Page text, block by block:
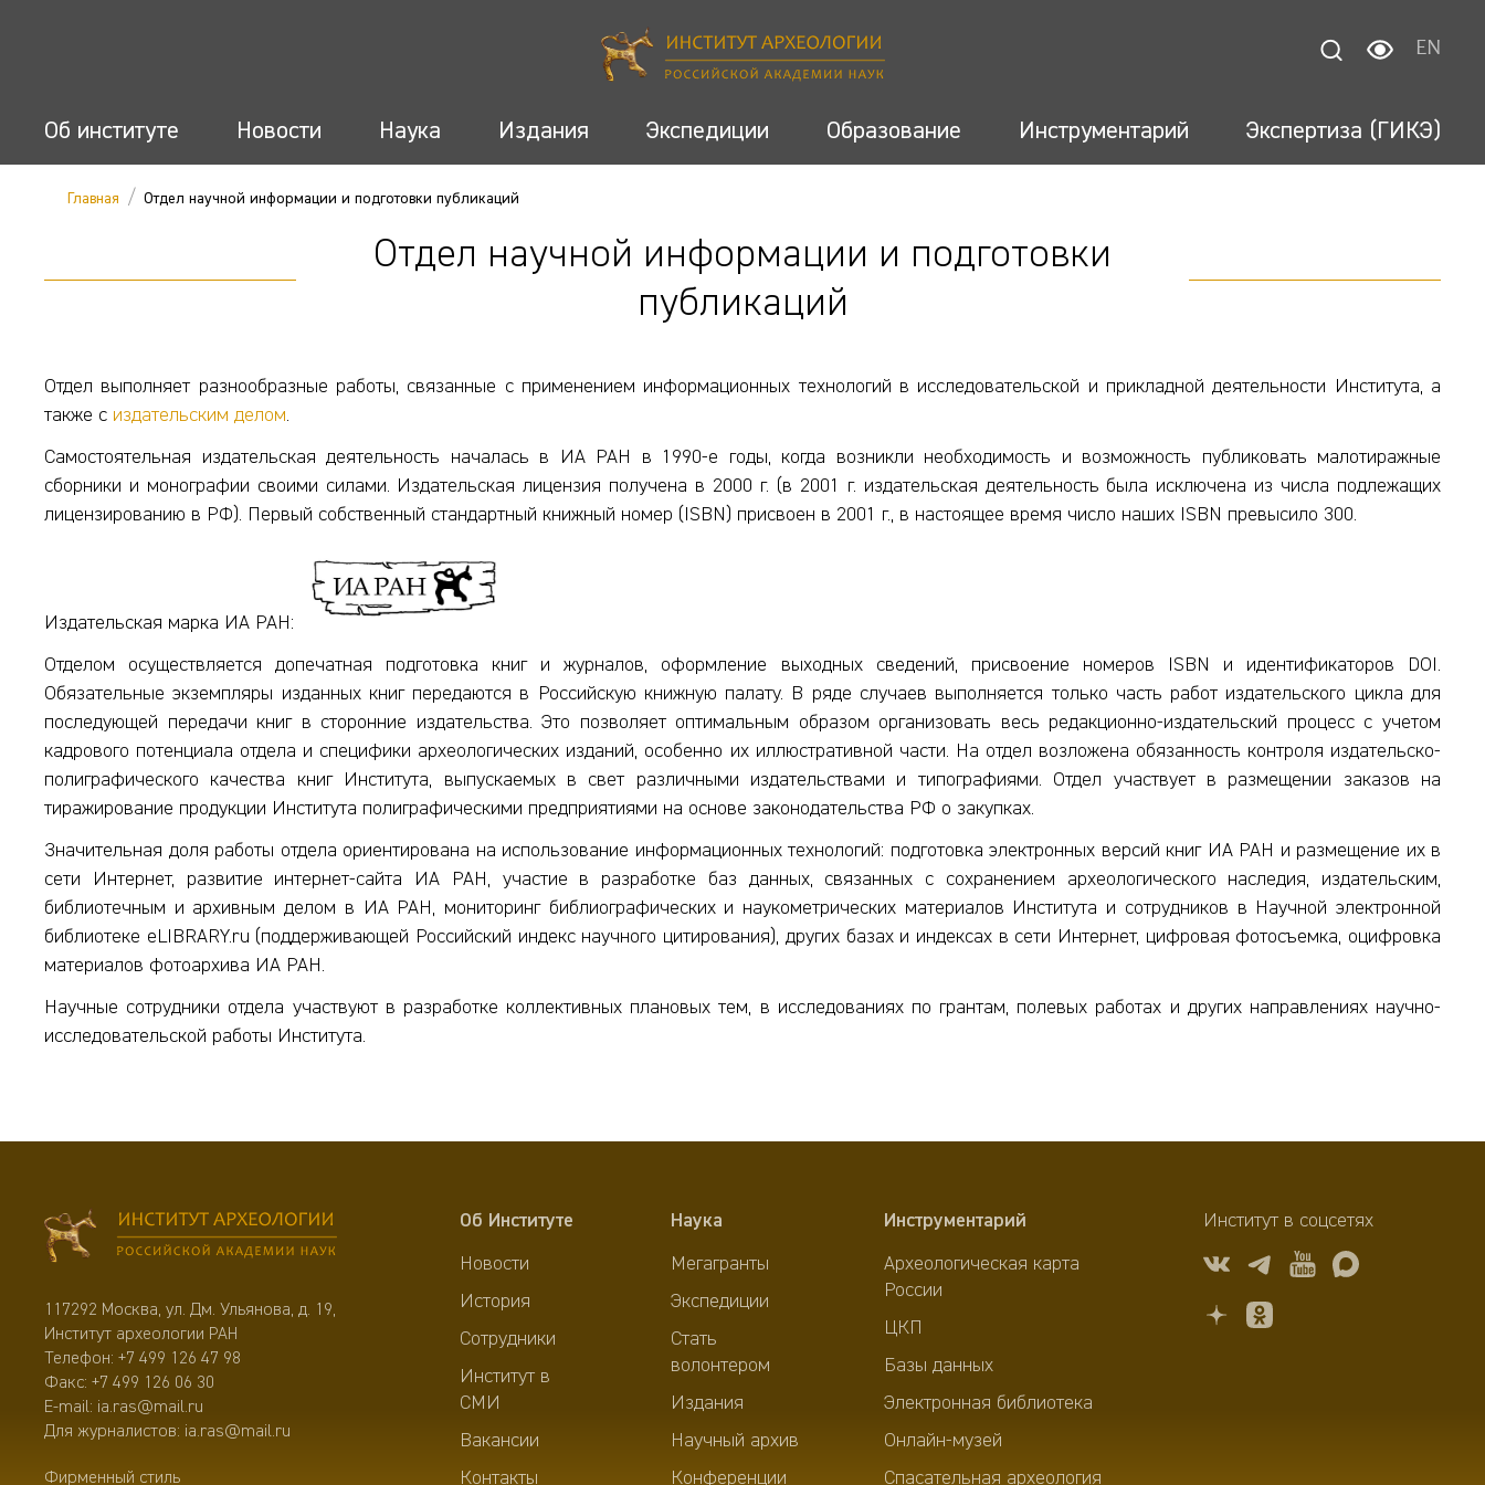
EN
Об институте Новости Наука Издания Экспедиции Образование Инструментарий Экспертиза (ГИКЭ)
Главная / Отдел научной информации и подготовки публикаций
Отдел научной информации и подготовки
публикаций
Отдел выполняет разнообразные работы, связанные с применением информационных технологий в исследовательской и прикладной деятельности Института, а
также с издательским делом.
Самостоятельная издательская деятельность началась в ИА РАН в 1990-е годы, когда возникли необходимость и возможность публиковать малотиражные
сборники и монографии своими силами. Издательская лицензия получена в 2000 г. (в 2001 г. издательская деятельность была исключена из числа подлежащих
лицензированию в РФ). Первый собственный стандартный книжный номер (ISBN) присвоен в 2001 г., в настоящее время число наших ISBN превысило 300.
Издательская марка ИА РАН:
Отделом осуществляется допечатная подготовка книг и журналов, оформление выходных сведений, присвоение номеров ISBN и идентификаторов DOI.
Обязательные экземпляры изданных книг передаются в Российскую книжную палату. В ряде случаев выполняется только часть работ издательского цикла для
последующей передачи книг в сторонние издательства. Это позволяет оптимальным образом организовать весь редакционно-издательский процесс с учетом
кадрового потенциала отдела и специфики археологических изданий, особенно их иллюстративной части. На отдел возложена обязанность контроля издательско-
полиграфического качества книг Института, выпускаемых в свет различными издательствами и типографиями. Отдел участвует в размещении заказов на
тиражирование продукции Института полиграфическими предприятиями на основе законодательства РФ о закупках.
Значительная доля работы отдела ориентирована на использование информационных технологий: подготовка электронных версий книг ИА РАН и размещение их в
сети Интернет, развитие интернет-сайта ИА РАН, участие в разработке баз данных, связанных с сохранением археологического наследия, издательским,
библиотечным и архивным делом в ИА РАН, мониторинг библиографических и наукометрических материалов Института и сотрудников в Научной электронной
библиотеке eLIBRARY.ru (поддерживающей Российский индекс научного цитирования), других базах и индексах в сети Интернет, цифровая фотосъемка, оцифровка
материалов фотоархива ИА РАН.
Научные сотрудники отдела участвуют в разработке коллективных плановых тем, в исследованиях по грантам, полевых работах и других направлениях научно-
исследовательской работы Института.
117292 Москва, ул. Дм. Ульянова, д. 19,
Институт археологии РАН
Телефон: +7 499 126 47 98
Факс: +7 499 126 06 30
E-mail: ia.ras@mail.ru
Для журналистов: ia.ras@mail.ru
Фирменный стиль
Об Институте
Новости
История
Сотрудники
Институт в
СМИ
Вакансии
Контакты
Наука
Мегагранты
Экспедиции
Стать
волонтером
Издания
Научный архив
Конференции
Инструментарий
Археологическая карта
России
ЦКП
Базы данных
Электронная библиотека
Онлайн-музей
Спасательная археология
Институт в соцсетях